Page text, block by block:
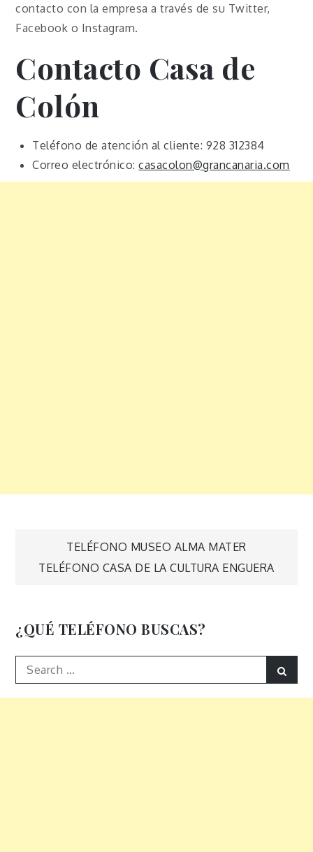
contacto con la empresa a través de su Twitter,
Facebook o Instagram.
Contacto Casa de
Colón
Teléfono de atención al cliente: 928 312384
Correo electrónico:casacolon@grancanaria.com
Navegación
entradas
TELÉFONO MUSEO ALMA MATER
TELÉFONO CASA DE LA CULTURA ENGUERA
¿QUÉ TELÉFONO BUSCAS?
Search
for: